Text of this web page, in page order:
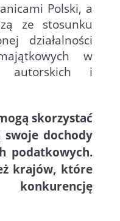
Polski, a
ze stosunku
działalności
w
autorskich i
skorzystać
dochody
podatkowych.
krajów, które
konkurencję